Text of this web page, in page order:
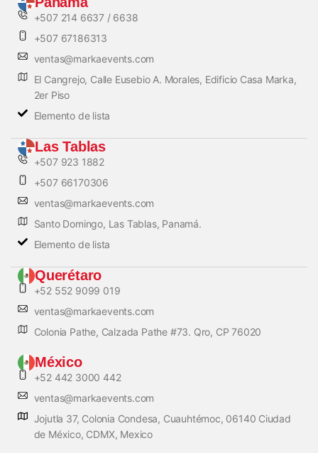
+507 214 6637 / 6638
+507 67186313
ventas@markaevents.com
El Cangrejo, Calle Eusebio A. Morales, Edificio Casa Marka,
2er Piso
Elemento de lista
Las Tablas
+507 923 1882
+507 66170306
ventas@markaevents.com
Santo Domingo, Las Tablas, Panamá.
Elemento de lista
Querétaro
+52 552 9099 019
ventas@markaevents.com
Colonia Pathe, Calzada Pathe #73. Qro, CP 76020
México
+52 442 3000 442
ventas@markaevents.com
Jojutla 37, Colonia Condesa, Cuauhtémoc, 06140 Ciudad
de México, CDMX, Mexico